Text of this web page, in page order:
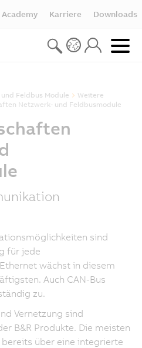
Academy Karriere Downloads
Feldbus Module
Weitere
Netzwerk- und Feldbusmodule
sind
für jede
wächst in diesem
Auch CAN-Bus
zu.
Vernetzung sind
B&R Produkte. Die meisten
über eine integrierte